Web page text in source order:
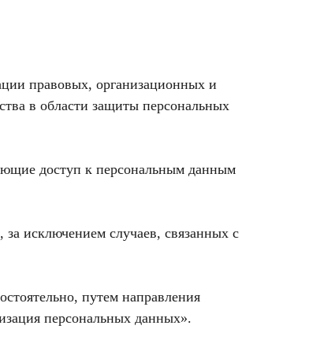
правовых, организационных и
в области защиты персональных
доступ к персональным данным
исключением случаев, связанных с
путем направления
персональных данных».